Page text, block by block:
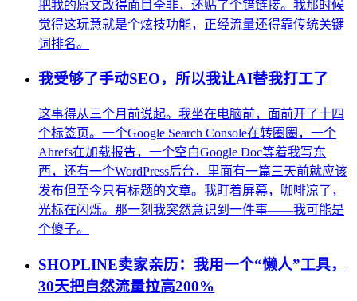
把我的原文改得面目全非，还贴了个错链接。我那时候
觉得这玩意就是个炫技功能，正经流量还得靠传统关键
词排名。
我受够了手动SEO，所以我让AI替我打工了
这事得从三个月前说起。我坐在电脑前，面前开了十四
个标签页。一个Google Search Console在转圈圈，一个
Ahrefs在加载报告，一个空白Google Doc等着我写东
西，还有一个WordPress后台，里面有一篇三天前就应该
发布但至今只有标题的文章。我盯着屏幕，咖啡凉了，
光标在闪烁。那一刻我突然意识到一件事——我可能是
个傻子。
SHOPLINE卖家亲历：我用一个“懒人”工具，
30天把自然流量拉高200%